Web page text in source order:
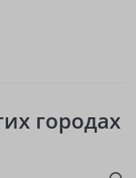
городах